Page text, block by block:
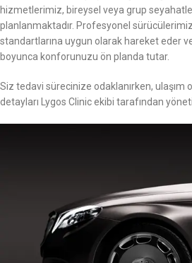
hizmetlerimiz, bireysel veya grup
planlanmaktadır. Profesyonel
standartlarına uygun olarak hareket eder
boyunca konforunuzu ön planda tutar.
Siz tedavi sürecinize odaklanırken,
detayları Lygos Clinic ekibi tarafından